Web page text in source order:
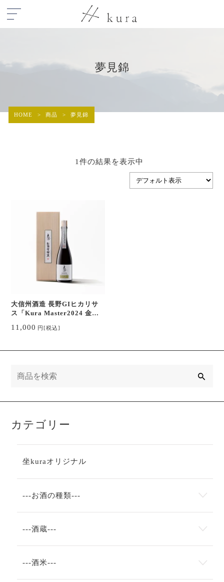
夢見錦
HOME > 商品 > 夢見錦
1件の結果を表示中
大信州酒造 長野GIヒカリサ
ス「Kura Master2024 金賞
11,000 円[税込]
カテゴリー
坐kuraオリジナル
---お酒の種類---
---酒蔵---
---酒米---